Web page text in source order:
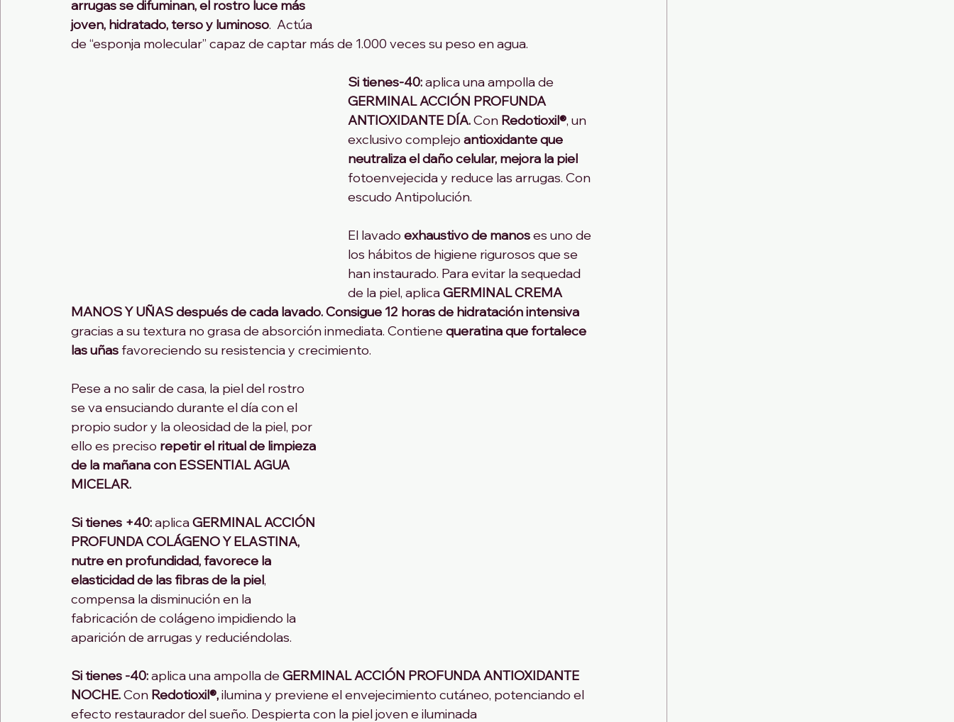
arrugas se difuminan, el rostro luce más
joven, hidratado, terso y luminoso.  Actúa
de “esponja molecular” capaz de captar más de 1.000 veces su peso en agua.
Si tienes-40: aplica una ampolla de
GERMINAL ACCIÓN PROFUNDA
ANTIOXIDANTE DÍA. Con Redotioxil®, un
exclusivo complejo antioxidante que
neutraliza el daño celular, mejora la piel
fotoenvejecida y reduce las arrugas. Con
escudo Antipolución.
El lavado exhaustivo de manos es uno de
los hábitos de higiene rigurosos que se
han instaurado. Para evitar la sequedad
de la piel, aplica GERMINAL CREMA
MANOS Y UÑAS después de cada lavado. Consigue 12 horas de hidratación intensiva
gracias a su textura no grasa de absorción inmediata. Contiene queratina que fortalece
las uñas favoreciendo su resistencia y crecimiento.
Pese a no salir de casa, la piel del rostro
se va ensuciando durante el día con el
propio sudor y la oleosidad de la piel, por
ello es preciso repetir el ritual de limpieza
de la mañana con ESSENTIAL AGUA
MICELAR.
Si tienes +40: aplica GERMINAL ACCIÓN
PROFUNDA COLÁGENO Y ELASTINA,
nutre en profundidad, favorece la
elasticidad de las fibras de la piel,
compensa la disminución en la
fabricación de colágeno impidiendo la
aparición de arrugas y reduciéndolas.
Si tienes -40: aplica una ampolla de GERMINAL ACCIÓN PROFUNDA ANTIOXIDANTE
NOCHE. Con Redotioxil®, ilumina y previene el envejecimiento cutáneo, potenciando el
efecto restaurador del sueño. Despierta con la piel joven e iluminada